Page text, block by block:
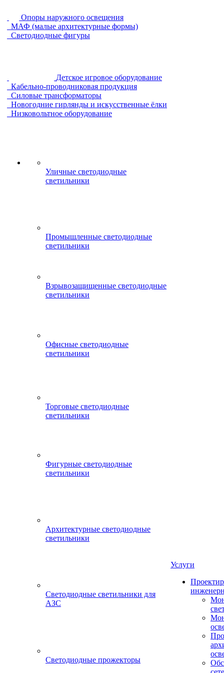
Опоры наружного освещения
МАФ (малые архитектурные формы)
Светодиодные фигуры
Детское игровое оборудование
Кабельно-проводниковая продукция
Силовые трансформаторы
Новогодние гирлянды и искусственные ёлки
Низковольтное оборудование
Уличные светодиодные
светильники
Промышленные светодиодные
светильники
Взрывозащищенные светодиодные
светильники
Офисные светодиодные
светильники
Торговые светодиодные
светильники
Фигурные светодиодные
светильники
Архитектурные светодиодные
светильники
Светодиодные светильники для
АЗС
Светодиодные прожекторы
Услуги